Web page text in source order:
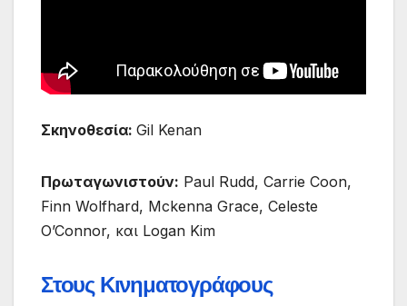
Σκηνοθεσία: Gil Kenan
Πρωταγωνιστούν: Paul Rudd, Carrie Coon,
Finn Wolfhard, Mckenna Grace, Celeste
O’Connor, και Logan Kim
Στους Κινηματογράφους